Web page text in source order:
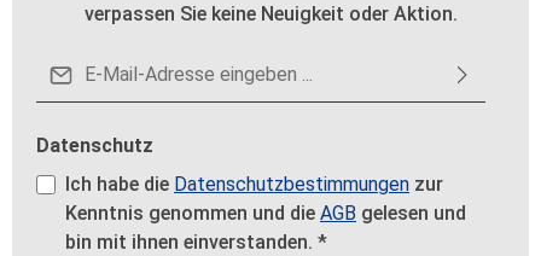
verpassen Sie keine Neuigkeit oder Aktion.
Datenschutz
Ich habe die Datenschutzbestimmungen zur
Kenntnis genommen und die AGB gelesen und
bin mit ihnen einverstanden. *